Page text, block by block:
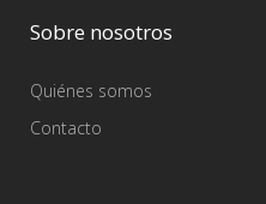
Sobre nosotros
Quiénes somos
Contacto